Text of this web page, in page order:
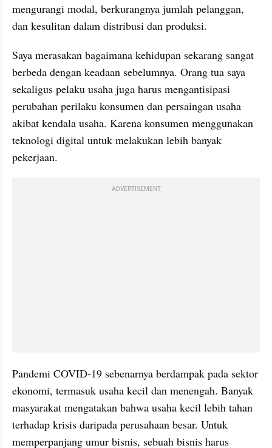
mengurangi modal, berkurangnya jumlah pelanggan,
dan kesulitan dalam distribusi dan produksi.
Saya merasakan bagaimana kehidupan sekarang sangat
berbeda dengan keadaan sebelumnya. Orang tua saya
sekaligus pelaku usaha juga harus mengantisipasi
perubahan perilaku konsumen dan persaingan usaha
akibat kendala usaha. Karena konsumen menggunakan
teknologi digital untuk melakukan lebih banyak
pekerjaan.
ADVERTISEMENT
Pandemi COVID-19 sebenarnya berdampak pada sektor
ekonomi, termasuk usaha kecil dan menengah. Banyak
masyarakat mengatakan bahwa usaha kecil lebih tahan
terhadap krisis daripada perusahaan besar. Untuk
memperpanjang umur bisnis, sebuah bisnis harus